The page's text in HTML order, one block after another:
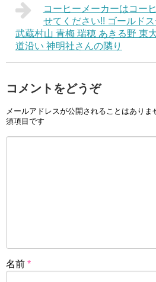
コーヒーメーカーはコー
せてください!! ゴールド
武蔵村山 青梅 瑞穂 あきる野 東
道沿い 神明社さんの隣り
コメントをどうぞ
メールアドレスが公開されることはありま
須項目です
名前 *